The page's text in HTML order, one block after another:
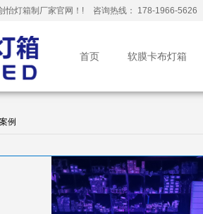
怡灯箱制厂家官网！! 咨询热线： 178-1966-5626
首页 软膜卡布灯箱
例